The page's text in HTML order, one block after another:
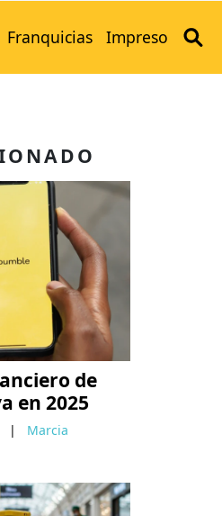
Franquicias Impreso
de
en 2025
| Marcia